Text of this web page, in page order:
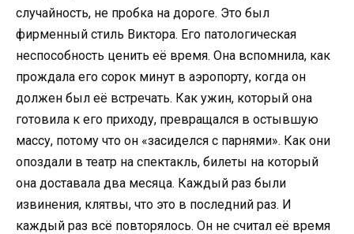
случайность, не пробка на дороге. Это был
фирменный стиль Виктора. Его патологическая
неспособность ценить её время. Она вспомнила, как
прождала его сорок минут в аэропорту, когда он
должен был её встречать. Как ужин, который она
готовила к его приходу, превращался в остывшую
массу, потому что он «засиделся с парнями». Как они
опоздали в театр на спектакль, билеты на который
она доставала два месяца. Каждый раз были
извинения, клятвы, что это в последний раз. И
каждый раз всё повторялось. Он не считал её время